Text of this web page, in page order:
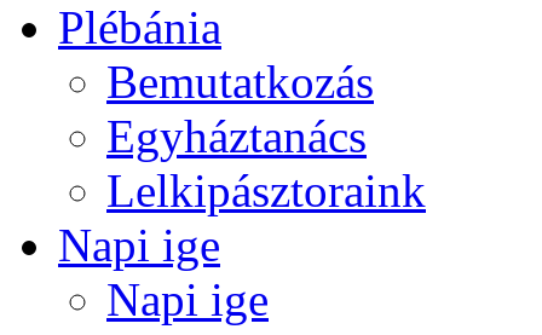
Plébánia
Bemutatkozás
Egyháztanács
Lelkipásztoraink
Napi ige
Napi ige